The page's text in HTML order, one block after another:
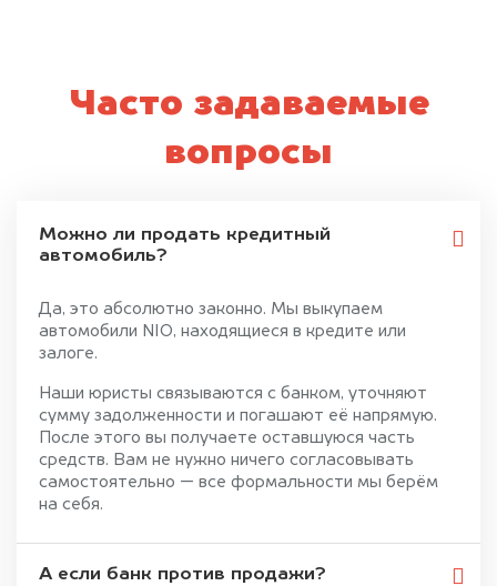
Часто задаваемые
вопросы
Можно ли продать кредитный
автомобиль?
Да, это абсолютно законно. Мы выкупаем
автомобили NIO, находящиеся в кредите или
залоге.
Наши юристы связываются с банком, уточняют
сумму задолженности и погашают её напрямую.
После этого вы получаете оставшуюся часть
средств. Вам не нужно ничего согласовывать
самостоятельно — все формальности мы берём
на себя.
А если банк против продажи?